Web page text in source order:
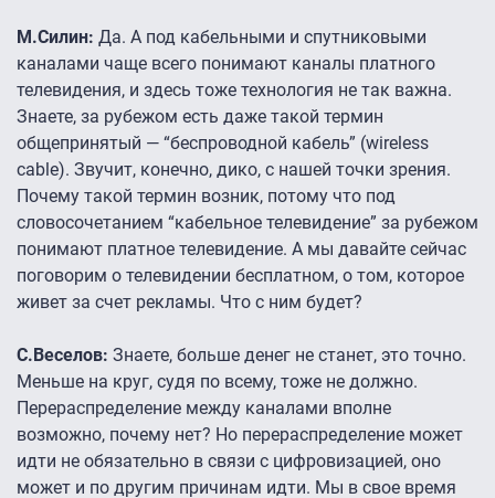
М.Силин: Да. А под кабельными и спутниковыми
каналами чаще всего понимают каналы платного
телевидения, и здесь тоже технология не так важна.
Знаете, за рубежом есть даже такой термин
общепринятый — “беспроводной кабель” (wireless
cable). Звучит, конечно, дико, с нашей точки зрения.
Почему такой термин возник, потому что под
словосочетанием “кабельное телевидение” за рубежом
понимают платное телевидение. А мы давайте сейчас
поговорим о телевидении бесплатном, о том, которое
живет за счет рекламы. Что с ним будет?
С.Веселов: Знаете, больше денег не станет, это точно.
Меньше на круг, судя по всему, тоже не должно.
Перераспределение между каналами вполне
возможно, почему нет? Но перераспределение может
идти не обязательно в связи с цифровизацией, оно
может и по другим причинам идти. Мы в свое время